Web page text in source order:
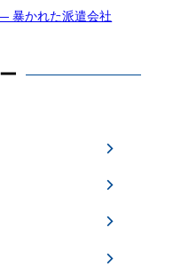
暴かれた派遣会社